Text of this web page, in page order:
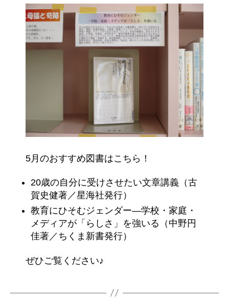
5月のおすすめ図書はこちら！
20歳の自分に受けさせたい文章講義（古
賀史健著／星海社発行）
教育にひそむジェンダー―学校・家庭・
メディアが「らしさ」を強いる（中野円
佳著／ちくま新書発行）
ぜひご覧ください♪